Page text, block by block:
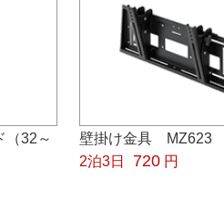
（32～
壁掛け金具 MZ623
2泊3日
720 円